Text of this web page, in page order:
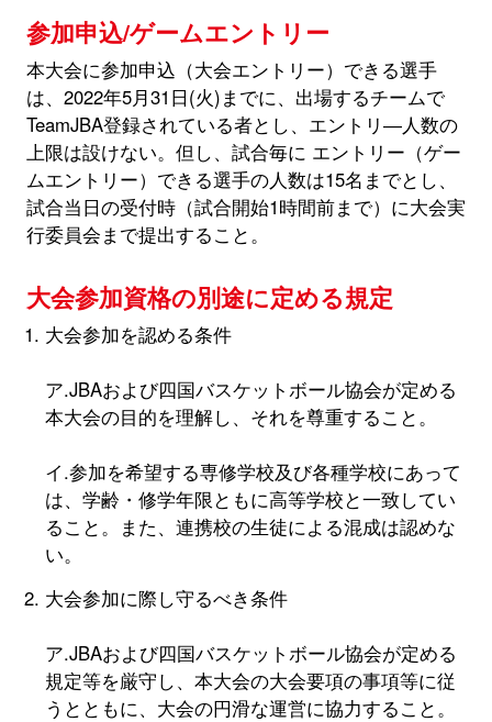
参加申込/ゲームエントリー
本大会に参加申込（大会エントリー）できる選手
は、2022年5月31日(火)までに、出場するチームで
TeamJBA登録されている者とし、エントリ―人数の
上限は設けない。但し、試合毎に エントリー（ゲー
ムエントリー）できる選手の人数は15名までとし、
試合当日の受付時（試合開始1時間前まで）に大会実
行委員会まで提出すること。
大会参加資格の別途に定める規定
大会参加を認める条件
ア.JBAおよび四国バスケットボール協会が定める
本大会の目的を理解し、それを尊重すること。
イ.参加を希望する専修学校及び各種学校にあって
は、学齢・修学年限ともに高等学校と一致してい
ること。また、連携校の生徒による混成は認めな
い。
大会参加に際し守るべき条件
ア.JBAおよび四国バスケットボール協会が定める
規定等を厳守し、本大会の大会要項の事項等に従
うとともに、大会の円滑な運営に協力すること。